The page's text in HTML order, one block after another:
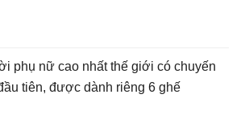
phụ nữ cao nhất thế giới có chuyến
tiên, được dành riêng 6 ghế